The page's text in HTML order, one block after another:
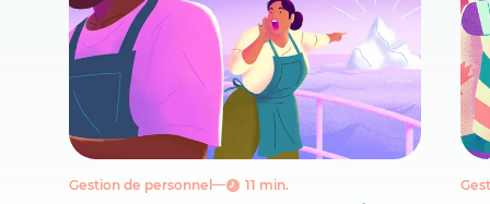
Gestion de personnel 11 min.